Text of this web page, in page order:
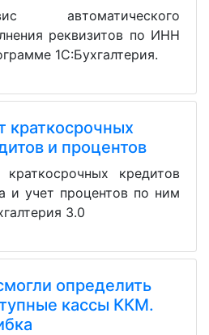
автоматического
реквизитов по ИНН
1С:Бухгалтерия.
краткосрочных
и процентов
краткосрочных кредитов
и учет процентов по ним
3.0
определить
кассы ККМ.